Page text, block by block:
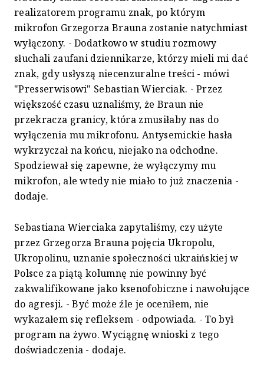
realizatorem programu znak, po którym
mikrofon Grzegorza Brauna zostanie natychmiast
wyłączony. - Dodatkowo w studiu rozmowy
słuchali zaufani dziennikarze, którzy mieli mi dać
znak, gdy usłyszą niecenzuralne treści - mówi
"Presserwisowi" Sebastian Wierciak. - Przez
większość czasu uznaliśmy, że Braun nie
przekracza granicy, która zmusiłaby nas do
wyłączenia mu mikrofonu. Antysemickie hasła
wykrzyczał na końcu, niejako na odchodne.
Spodziewał się zapewne, że wyłączymy mu
mikrofon, ale wtedy nie miało to już znaczenia -
dodaje.
Sebastiana Wierciaka zapytaliśmy, czy użyte
przez Grzegorza Brauna pojęcia Ukropolu,
Ukropolinu, uznanie społeczności ukraińskiej w
Polsce za piątą kolumnę nie powinny być
zakwalifikowane jako ksenofobiczne i nawołujące
do agresji. - Być może źle je oceniłem, nie
wykazałem się refleksem - odpowiada. - To był
program na żywo. Wyciągnę wnioski z tego
doświadczenia - dodaje.